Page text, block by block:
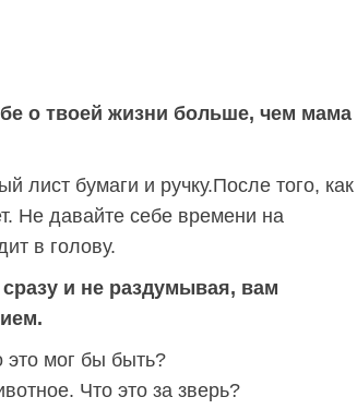
о твоей жизни больше, чем мама
лист бумаги и ручку.После того, как
Не давайте себе времени на
в голову.
и не раздумывая, вам
это мог бы быть?
Что это за зверь?